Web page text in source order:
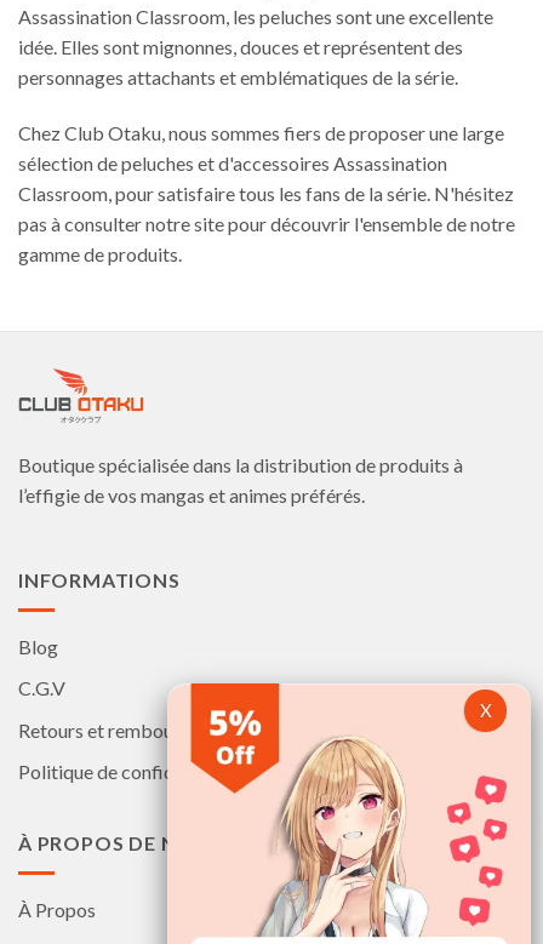
Assassination Classroom, les peluches sont une excellente
idée. Elles sont mignonnes, douces et représentent des
personnages attachants et emblématiques de la série.
Chez Club Otaku, nous sommes fiers de proposer une large
sélection de peluches et d'accessoires Assassination
Classroom, pour satisfaire tous les fans de la série. N'hésitez
pas à consulter notre site pour découvrir l'ensemble de notre
gamme de produits.
Boutique spécialisée dans la distribution de produits à
l’effigie de vos mangas et animes préférés.
INFORMATIONS
Blog
C.G.V
Retours et remboursements
Politique de confidentialité
À PROPOS DE NOUS
À Propos